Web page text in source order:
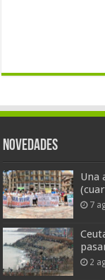
Novedades
Una
7
2